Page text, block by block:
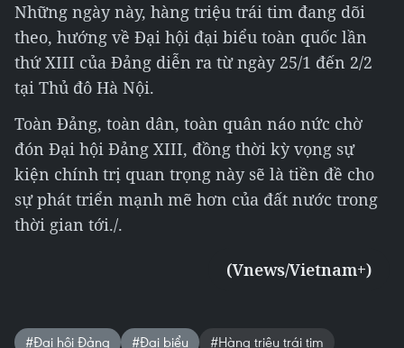
Những ngày này, hàng triệu trái tim đang dõi
theo, hướng về Đại hội đại biểu toàn quốc lần
thứ XIII của Đảng diễn ra từ ngày 25/1 đến 2/2
tại Thủ đô Hà Nội.
Toàn Đảng, toàn dân, toàn quân náo nức chờ
đón Đại hội Đảng XIII, đồng thời kỳ vọng sự
kiện chính trị quan trọng này sẽ là tiền đề cho
sự phát triển mạnh mẽ hơn của đất nước trong
thời gian tới./.
(Vnews/Vietnam+)
#Đại hội Đảng #Đại biểu
#Hàng triệu trái tim